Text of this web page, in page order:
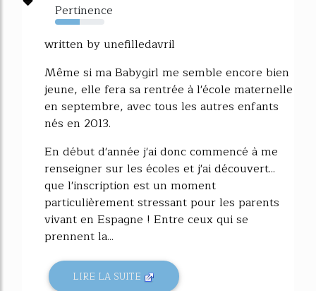
Pertinence
50%
written by unefilledavril
Même si ma Babygirl me semble encore bien
jeune, elle fera sa rentrée à l'école maternelle
en septembre, avec tous les autres enfants
nés en 2013.
En début d'année j'ai donc commencé à me
renseigner sur les écoles et j'ai découvert...
que l'inscription est un moment
particulièrement stressant pour les parents
vivant en Espagne ! Entre ceux qui se
prennent la...
LIRE LA SUITE